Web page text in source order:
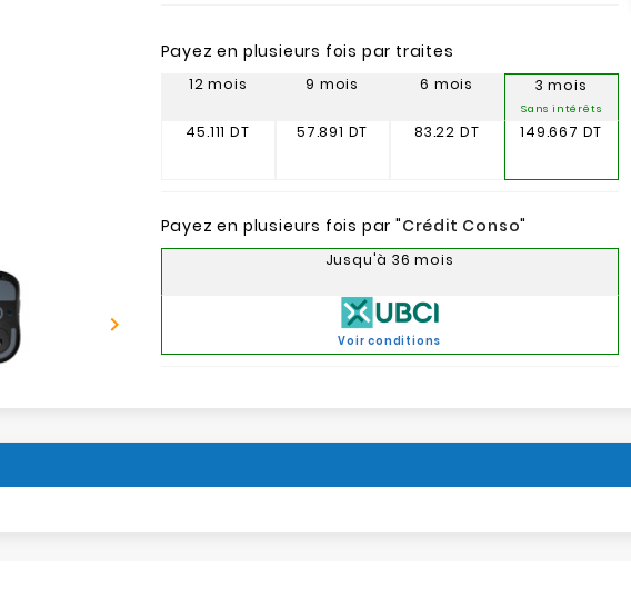

Payez en plusieurs fois par traites
12 mois
45.111 DT
9 mois
57.891 DT
6 mois
83.22 DT
3 mois
Sans intérêts
149.667 DT
Payez en plusieurs fois par "Crédit Conso"
Jusqu'à 36 mois
Voir conditions